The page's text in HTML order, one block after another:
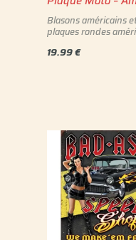
Blasons américains
plaques rondes
19.99€